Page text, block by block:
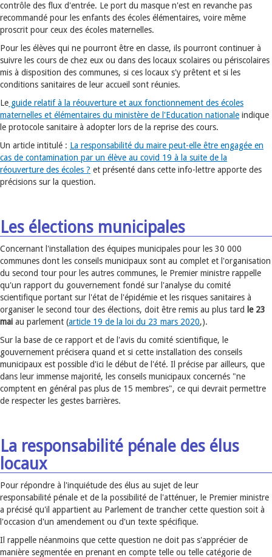
contrôle des flux d'entrée. Le port du masque n'est en revanche pas
recommandé pour les enfants des écoles élémentaires, voire même
proscrit pour ceux des écoles maternelles.
Pour les élèves qui ne pourront être en classe, ils pourront continuer à
suivre les cours de chez eux ou dans des locaux scolaires ou périscolaires
mis à disposition des communes, si ces locaux s'y prêtent et si les
conditions sanitaires de leur accueil sont réunies.
Le guide relatif à la réouverture et aux fonctionnement des écoles
maternelles et élémentaires du ministère de l'Education nationale indique
le protocole sanitaire à adopter lors de la reprise des cours.
Un article intitulé : La responsabilité du maire peut-elle être engagée en
cas de contamination par un élève au covid 19 à la suite de la
réouverture des écoles ? et présenté dans cette info-lettre apporte des
précisions sur la question.
Les élections municipales
Concernant l'installation des équipes municipales pour les 30 000
communes dont les conseils municipaux sont au complet et l'organisation
du second tour pour les autres communes, le Premier ministre rappelle
qu'un rapport du gouvernement fondé sur l'analyse du comité
scientifique portant sur l'état de l'épidémie et les risques sanitaires à
organiser le second tour des élections, doit être remis au plus tard le 23
mai au parlement (article 19 de la loi du 23 mars 2020,).
Sur la base de ce rapport et de l'avis du comité scientifique, le
gouvernement précisera quand et si cette installation des conseils
municipaux est possible d'ici le début de l'été. Il précise par ailleurs, que
dans leur immense majorité, les conseils municipaux concernés "ne
comptent en général pas plus de 15 membres", ce qui devrait permettre
de respecter les gestes barrières.
La responsabilité pénale des élus
locaux
Pour répondre à l'inquiétude des élus au sujet de leur
responsabilité pénale et de la possibilité de l'atténuer, le Premier ministre
a précisé qu'il appartient au Parlement de trancher cette question soit à
l'occasion d'un amendement ou d'un texte spécifique.
Il rappelle néanmoins que cette question ne doit pas s'apprécier de
manière segmentée en prenant en compte telle ou telle catégorie de